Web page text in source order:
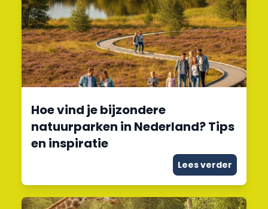
Hoe vind je bijzondere
natuurparken in Nederland? Tips
en inspiratie
Lees verder